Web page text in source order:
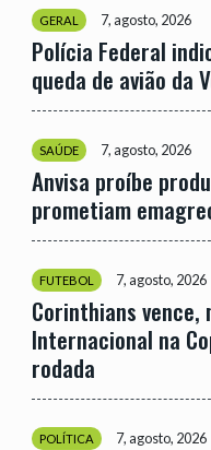
GERAL 7, agosto, 2026
Polícia Federal
queda de avião da
SAÚDE 7, agosto, 2026
Anvisa proíbe
prometiam
FUTEBOL 7, agosto, 2026
Corinthians vence,
Internacional na
rodada
POLÍTICA 7, agosto, 2026